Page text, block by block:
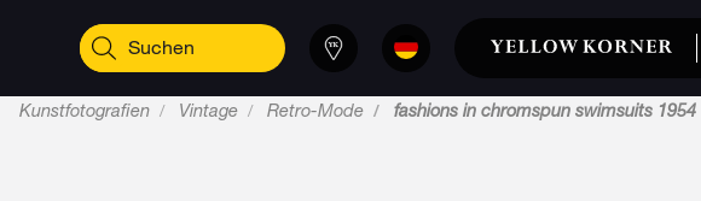
Kunstfotografien Vintage Retro-Mode fashions in chromspun swimsuits 1954